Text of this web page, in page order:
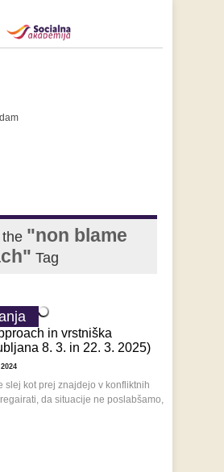
"non blame
Tag
in vrstniška
8. 3. in 22. 3. 2025)
slej kot prej znajdejo v konfliktnih
da situacije ne poslabšamo,